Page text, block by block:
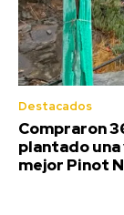
Destacados
Compraron
plantado
mejor Pinot